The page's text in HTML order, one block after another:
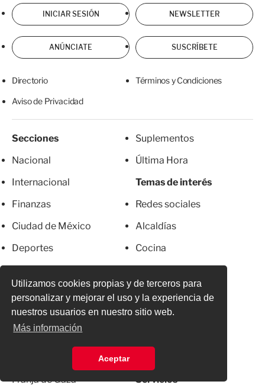
Utilizamos cookies propias y de terceros para
personalizar y mejorar el uso y la experiencia de
nuestros usuarios en nuestro sitio web.
Más información
Aceptar
INICIAR SESIÓN NEWSLETTER
ANÚNCIATE SUSCRÍBETE
Directorio Términos y Condiciones
Aviso de Privacidad
Secciones
Nacional
Internacional
Finanzas
Ciudad de México
Deportes
Sintetika
Especiales
Foro Excélsior
Franja de Gaza
Suplementos
Última Hora
Temas de interés
Redes sociales
Alcaldías
Cocina
Estilo de Vida
Viajes
Servicios